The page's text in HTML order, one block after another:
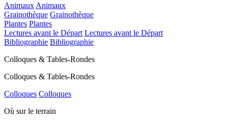
Animaux Animaux
Grainothèque Grainothèque
Plantes Plantes
Lectures avant le Départ Lectures avant le Départ
Bibliographie Bibliographie
Colloques & Tables-Rondes
Colloques & Tables-Rondes
Colloques Colloques
Où sur le terrain